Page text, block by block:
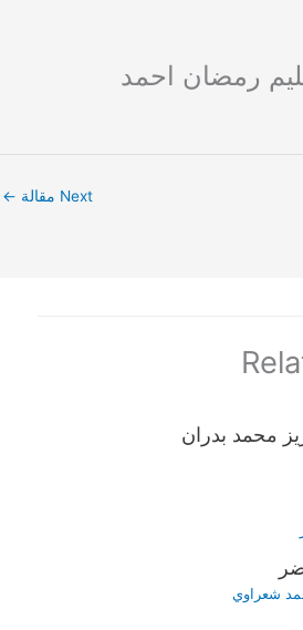
رمضان احمد
Next مقالة ←
محمد بدران
شعراوي